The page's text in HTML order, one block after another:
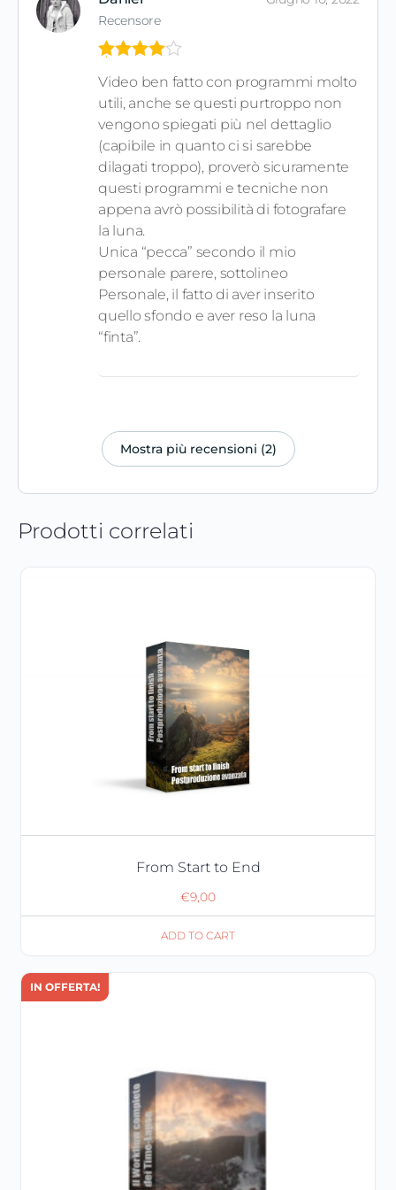
Recensore
su 5
Video ben fatto con programmi molto
utili, anche se questi purtroppo non
vengono spiegati più nel dettaglio
(capibile in quanto ci si sarebbe
dilagati troppo), proverò sicuramente
questi programmi e tecniche non
appena avrò possibilità di fotografare
la luna.
Unica “pecca” secondo il mio
personale parere, sottolineo
Personale, il fatto di aver inserito
quello sfondo e aver reso la luna
“finta”.
Mostra più recensioni (2)
Prodotti correlati
From Start to End
€9,00
ADD TO CART
IN OFFERTA!